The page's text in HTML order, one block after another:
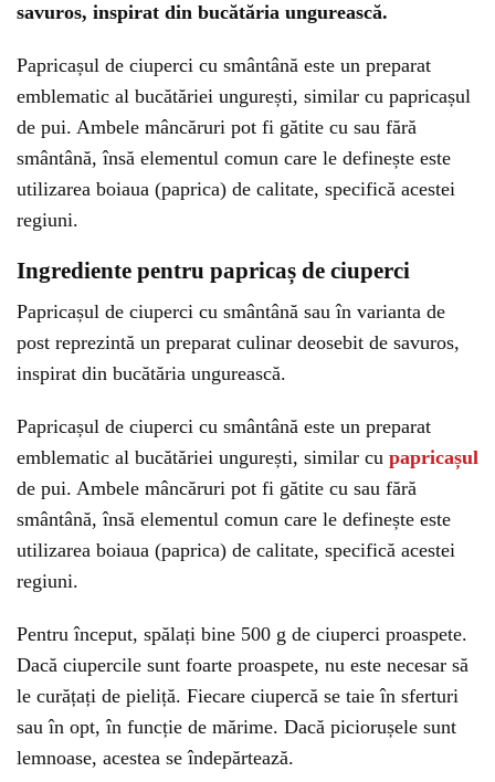
savuros, inspirat din bucătăria ungurească.
Papricașul de ciuperci cu smântână este un preparat
emblematic al bucătăriei ungurești, similar cu papricașul
de pui. Ambele mâncăruri pot fi gătite cu sau fără
smântână, însă elementul comun care le definește este
utilizarea boiaua (paprica) de calitate, specifică acestei
regiuni.
Ingrediente pentru papricaș de ciuperci
Papricașul de ciuperci cu smântână sau în varianta de
post reprezintă un preparat culinar deosebit de savuros,
inspirat din bucătăria ungurească.
Papricașul de ciuperci cu smântână este un preparat
emblematic al bucătăriei ungurești, similar cu papricașul
de pui. Ambele mâncăruri pot fi gătite cu sau fără
smântână, însă elementul comun care le definește este
utilizarea boiaua (paprica) de calitate, specifică acestei
regiuni.
Pentru început, spălați bine 500 g de ciuperci proaspete.
Dacă ciupercile sunt foarte proaspete, nu este necesar să
le curățați de pieliță. Fiecare ciupercă se taie în sferturi
sau în opt, în funcție de mărime. Dacă piciorușele sunt
lemnoase, acestea se îndepărtează.